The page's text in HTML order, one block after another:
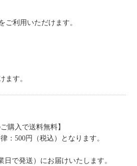
ご利用いただけます。
ます。
購入で送料無料】
：500円（税込）となります。
日で発送）にお届けいたします。